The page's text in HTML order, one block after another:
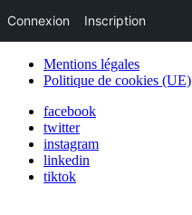
Mentions légales
Politique de cookies (UE)
facebook
twitter
instagram
linkedin
tiktok
Connexion Inscription